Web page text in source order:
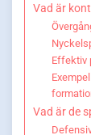
Vad är
Effektiv
Vad är de